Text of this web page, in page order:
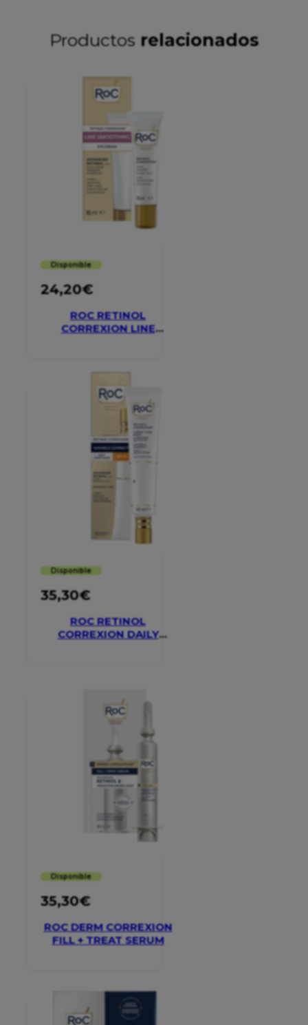
Productos relacionados
Disponible
24,20€
ROC RETINOL
CORREXION LINE
Disponible
35,30€
ROC RETINOL
CORREXION DAILY
Disponible
35,30€
ROC DERM CORREXION
FILL + TREAT SERUM